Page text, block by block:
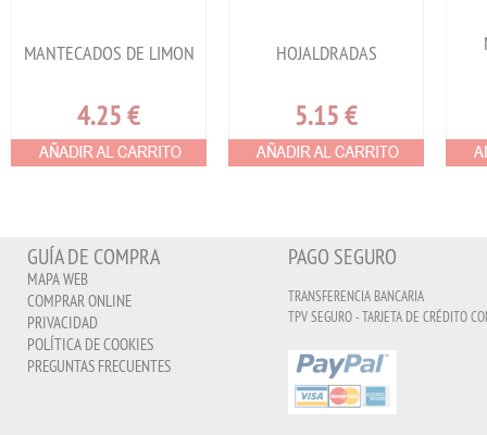
MANTECADOS DE LIMON
4.25€
HOJALDRADAS
5.15€
GUÍA DE COMPRA
MAPA WEB
COMPRAR ONLINE
PRIVACIDAD
POLÍTICA DE COOKIES
PREGUNTAS FRECUENTES
PAGO SEGURO
TRANSFERENCIA BANCARIA
TPV SEGURO - TARJETA DE CRÉDITO